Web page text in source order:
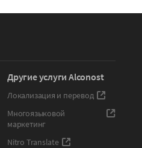
Другие услуги Alconost
Локализация и перевод
Многоязыковой
маркетинг
Nitro Translate